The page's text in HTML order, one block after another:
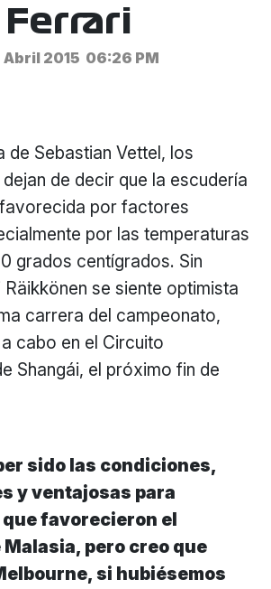
Ferrari
Abril 2015 06:26 PM
de Sebastian Vettel, los
de decir que la escudería
por factores
por las temperaturas
grados centígrados. Sin
se siente optimista
carrera del campeonato,
cabo en el Circuito
Shangái, el próximo fin de
sido las condiciones,
y ventajosas para
favorecieron el
pero creo que
si hubiésemos